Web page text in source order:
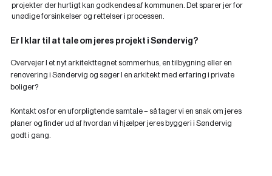
projekter der hurtigt kan godkendes af kommunen. Det sparer jer for
unødige forsinkelser og rettelser i processen.
Er I klar til at tale om jeres projekt i Søndervig?
Overvejer I et nyt arkitekttegnet sommerhus, en tilbygning eller en
renovering i Søndervig og søger I en arkitekt med erfaring i private
boliger?
Kontakt os for en uforpligtende samtale – så tager vi en snak om jeres
planer og finder ud af hvordan vi hjælper jeres byggeri i Søndervig
godt i gang.